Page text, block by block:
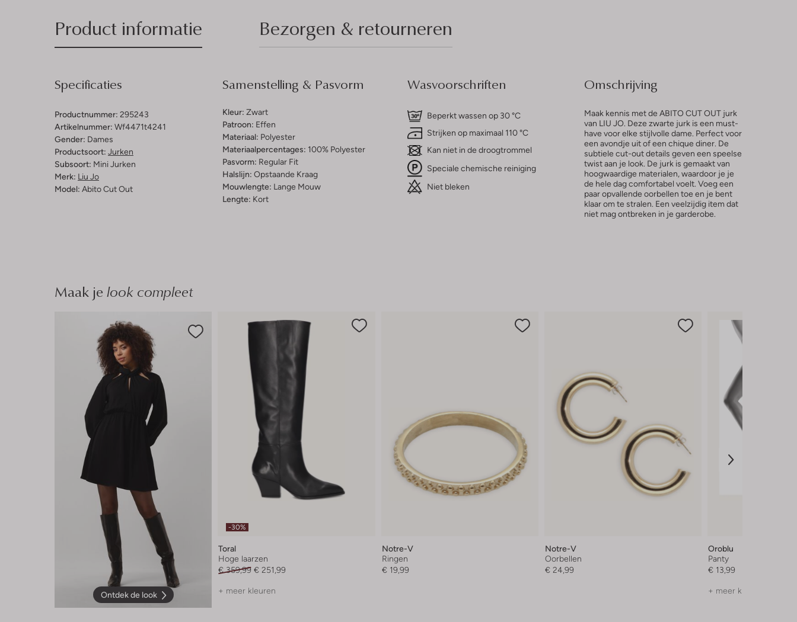
Product informatie Bezorgen & retourneren
Specificaties
Productnummer: 295243
Artikelnummer: Wf4471t4241
Gender: Dames
Productsoort: Jurken
Subsoort: Mini Jurken
Merk: Liu Jo
Model: Abito Cut Out
Samenstelling & Pasvorm
Kleur: Zwart
Patroon: Effen
Materiaal: Polyester
Materiaalpercentages: 100% Polyester
Pasvorm: Regular Fit
Halslijn: Opstaande Kraag
Mouwlengte: Lange Mouw
Lengte: Kort
Wasvoorschriften
Beperkt wassen op 30 °C
Strijken op maximaal 110 °C
Kan niet in de droogtrommel
Speciale chemische reiniging
Niet bleken
Omschrijving
Maak kennis met de ABITO CUT OUT jurk
van LIU JO. Deze zwarte jurk is een must-
have voor elke stijlvolle dame. Perfect voor
een avondje uit of een chique diner. De
subtiele cut-out details geven een speelse
twist aan je look. De jurk is gemaakt van
hoogwaardige materialen, waardoor je je
de hele dag comfortabel voelt. Voeg een
paar opvallende oorbellen toe en je bent
klaar om te stralen. Een veelzijdig item dat
niet mag ontbreken in je garderobe.
Maak je look compleet
Ontdek de look
-30%
Toral
Hoge laarzen
€ 359,99 € 251,99
+ meer kleuren
Notre-V
Ringen
€ 19,99
Notre-V
Oorbellen
€ 24,99
Oroblu
Panty
€ 13,99
+ meer kleuren